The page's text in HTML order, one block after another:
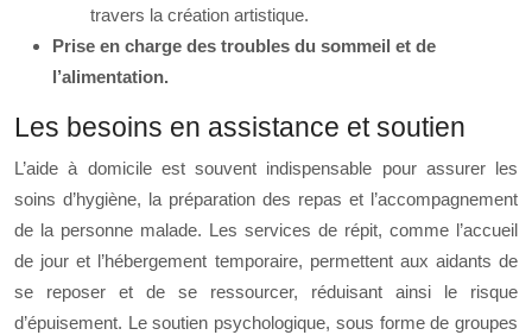
travers la création artistique.
Prise en charge des troubles du sommeil et de
l’alimentation.
Les besoins en assistance et soutien
L’aide à domicile est souvent indispensable pour assurer les
soins d’hygiène, la préparation des repas et l’accompagnement
de la personne malade. Les services de répit, comme l’accueil
de jour et l’hébergement temporaire, permettent aux aidants de
se reposer et de se ressourcer, réduisant ainsi le risque
d’épuisement. Le soutien psychologique, sous forme de groupes